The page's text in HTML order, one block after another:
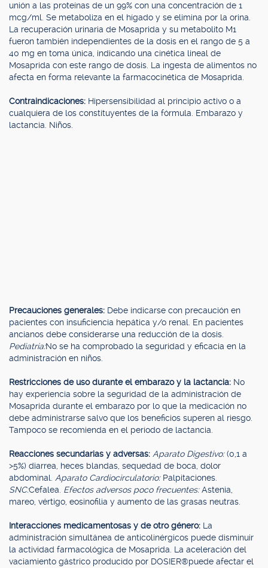
unión a las proteínas de un 99% con una concentración de 1
mcg/ml. Se metaboliza en el hígado y se elimina por la orina.
La recuperación urinaria de Mosaprida y su metabolito M1
fueron también independientes de la dosis en el rango de 5 a
40 mg en toma única, indicando una cinética lineal de
Mosaprida con este rango de dosis. La ingesta de alimentos no
afecta en forma relevante la farmacocinética de Mosaprida.
Contraindicaciones: Hipersensibilidad al principio activo o a
cualquiera de los constituyentes de la fórmula. Embarazo y
lactancia. Niños.
Precauciones generales: Debe indicarse con precaución en
pacientes con insuficiencia hepática y/o renal. En pacientes
ancianos debe considerarse una reducción de la dosis.
Pediatría:No se ha comprobado la seguridad y eficacia en la
administración en niños.
Restricciones de uso durante el embarazo y la lactancia: No
hay experiencia sobre la seguridad de la administración de
Mosaprida durante el embarazo por lo que la medicación no
debe administrarse salvo que los beneficios superen al riesgo.
Tampoco se recomienda en el período de lactancia.
Reacciones secundarias y adversas: Aparato Digestivo:(0,1 a
>5%) diarrea, heces blandas, sequedad de boca, dolor
abdominal. Aparato Cardiocirculatorio: Palpitaciones.
SNC:Cefalea. Efectos adversos poco frecuentes:Astenia,
mareo, vértigo, eosinofilia y aumento de las grasas neutras.
Interacciones medicamentosas y de otro género: La
administración simultánea de anticolinérgicos puede disminuir
la actividad farmacológica de Mosaprida. La aceleración del
vaciamiento gástrico producido por DOSIER®puede afectar el